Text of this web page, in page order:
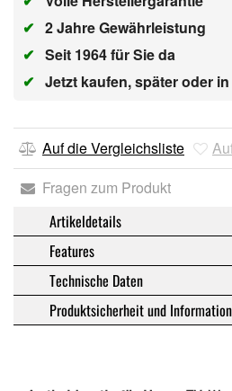
✔ 2 Jahre Gewährleistung
✔ Seit 1964 für Sie da
✔ Jetzt kaufen, später oder
Auf die Vergleichsliste
Fragen zum Produkt
Artikeldetails
Features
Technische Daten
Produktsicherheit und